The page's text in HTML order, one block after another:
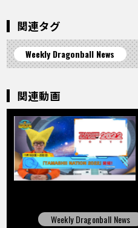
関連タグ
Weekly Dragonball News
関連動画
Weekly Dragonball News